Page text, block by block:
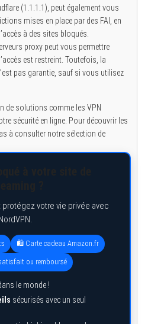
(1.1.1.1), peut également vous
mises en place par des FAI, en
à des sites bloqués.
proxy peut vous permettre
est restreint. Toutefois, la
pas garantie, sauf si vous utilisez
de solutions comme les VPN
sécurité en ligne. Pour découvrir les
à consulter notre sélection de
votre vie privée avec
🛍️ Carte cadeau Amazon.fr
ou remboursé
le monde !
sécurisés avec un seul